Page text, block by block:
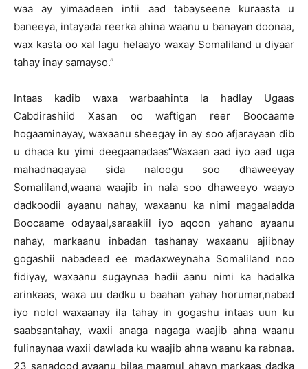
waa ay yimaadeen intii aad tabayseene kuraasta u
baneeya, intayada reerka ahina waanu u banayan doonaa,
wax kasta oo xal lagu helaayo waxay Somaliland u diyaar
tahay inay samayso.”
Intaas kadib waxa warbaahinta la hadlay Ugaas
Cabdirashiid Xasan oo waftigan reer Boocaame
hogaaminayay, waxaanu sheegay in ay soo afjarayaan dib
u dhaca ku yimi deegaanadaas“Waxaan aad iyo aad uga
mahadnaqayaa sida naloogu soo dhaweeyay
Somaliland,waana waajib in nala soo dhaweeyo waayo
dadkoodii ayaanu nahay, waxaanu ka nimi magaaladda
Boocaame odayaal,saraakiil iyo aqoon yahano ayaanu
nahay, markaanu inbadan tashanay waxaanu ajiibnay
gogashii nabadeed ee madaxweynaha Somaliland noo
fidiyay, waxaanu sugaynaa hadii aanu nimi ka hadalka
arinkaas, waxa uu dadku u baahan yahay horumar,nabad
iyo nolol waxaanay ila tahay in gogashu intaas uun ku
saabsantahay, waxii anaga nagaga waajib ahna waanu
fulinaynaa waxii dawlada ku waajib ahna waanu ka rabnaa.
23 sanadood ayaanu bilaa maamul ahayn markaas dadka